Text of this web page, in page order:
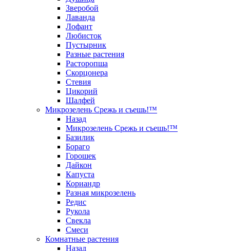
Зверобой
Лаванда
Лофант
Любисток
Пустырник
Разные растения
Расторопша
Скорцонера
Стевия
Цикорий
Шалфей
Микрозелень Срежь и съешь!™
Назад
Микрозелень Срежь и съешь!™
Базилик
Бораго
Горошек
Дайкон
Капуста
Кориандр
Разная микрозелень
Редис
Рукола
Свекла
Смеси
Комнатные растения
Назад